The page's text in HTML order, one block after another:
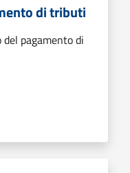
di tributi
pagamento di